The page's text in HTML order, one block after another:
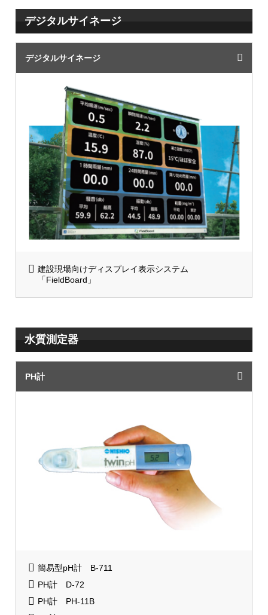
デジタルサイネージ
デジタルサイネージ
建設現場向けディスプレイ表示システム
「FieldBoard」
水質測定器
PH計
簡易型pH計 B-711
PH計 D-72
PH計 PH-11B